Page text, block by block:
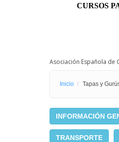
Menú
CURSOS
Asociación Española
Inicio Tapas y
INFORMACIÓN
TRANSPORTE